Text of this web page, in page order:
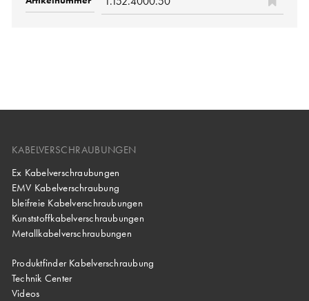
KABELVERSCHRAUBUNGEN
Ex Kabelverschraubungen
EMV Kabelverschraubung
bleifreie Kabelverschraubungen
Kunststoffkabelverschraubungen
Metallkabelverschraubungen
Produktfinder Kabelverschraubung
Technik Center
Videos